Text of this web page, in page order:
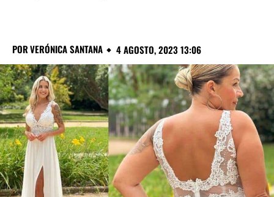
PORVERÓNICA SANTANA 4 AGOSTO, 2023 13:06